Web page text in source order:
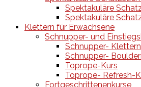
Spektakuläre
Spektakuläre
Klettern für Erwachsene
Schnupper- und
Schnupper- Klettern
Schnupper-
Toprope-Kurs
Toprope- Refresh-
Fortgeschrittenenkurse